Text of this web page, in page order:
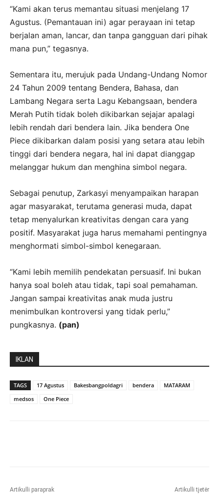
“Kami akan terus memantau situasi menjelang 17
Agustus. (Pemantauan ini) agar perayaan ini tetap
berjalan aman, lancar, dan tanpa gangguan dari pihak
mana pun,” tegasnya.
Sementara itu, merujuk pada Undang-Undang Nomor
24 Tahun 2009 tentang Bendera, Bahasa, dan
Lambang Negara serta Lagu Kebangsaan, bendera
Merah Putih tidak boleh dikibarkan sejajar apalagi
lebih rendah dari bendera lain. Jika bendera One
Piece dikibarkan dalam posisi yang setara atau lebih
tinggi dari bendera negara, hal ini dapat dianggap
melanggar hukum dan menghina simbol negara.
Sebagai penutup, Zarkasyi menyampaikan harapan
agar masyarakat, terutama generasi muda, dapat
tetap menyalurkan kreativitas dengan cara yang
positif. Masyarakat juga harus memahami pentingnya
menghormati simbol-simbol kenegaraan.
“Kami lebih memilih pendekatan persuasif. Ini bukan
hanya soal boleh atau tidak, tapi soal pemahaman.
Jangan sampai kreativitas anak muda justru
menimbulkan kontroversi yang tidak perlu,”
pungkasnya. (pan)
IKLAN
TAGS 17 Agustus Bakesbangpoldagri bendera
MATARAM
medsos
One Piece
Artikulli paraprak Artikulli tjetër